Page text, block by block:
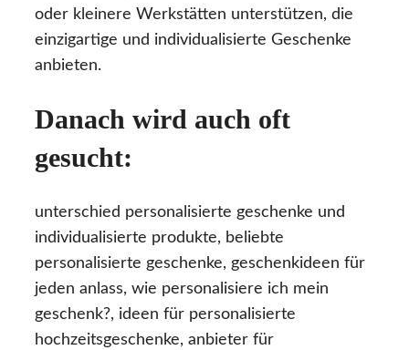
oder kleinere Werkstätten unterstützen, die
einzigartige und individualisierte Geschenke
anbieten.
Danach wird auch oft
gesucht:
unterschied personalisierte geschenke und
individualisierte produkte, beliebte
personalisierte geschenke, geschenkideen für
jeden anlass, wie personalisiere ich mein
geschenk?, ideen für personalisierte
hochzeitsgeschenke, anbieter für